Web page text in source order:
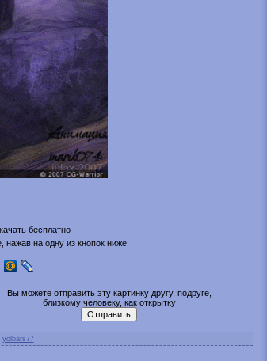
бесплатно
нажав на одну из кнопок ниже
Вы можете отправить эту картинку другу, подруге,
близкому человеку, как открытку
yolbars77